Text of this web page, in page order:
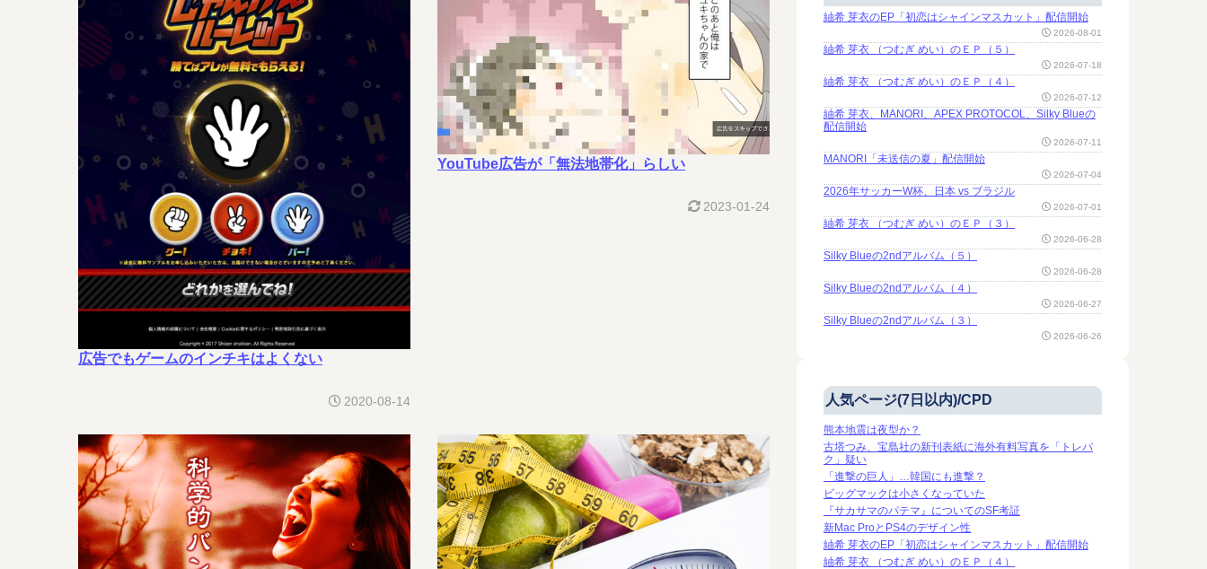
広告でもゲームのインチキはよくない
2020-08-14
YouTube広告が「無法地帯化」らしい
2023-01-24
紬希 芽衣のEP「初恋はシャインマスカット」配信開始
2026-08-01
紬希 芽衣 （つむぎ めい）のＥＰ（５）
2026-07-18
紬希 芽衣 （つむぎ めい）のＥＰ（４）
2026-07-12
紬希 芽衣、MANORI、APEX PROTOCOL、Silky Blueの
配信開始
2026-07-11
MANORI「未送信の夏」配信開始
2026-07-04
2026年サッカーW杯、日本 vs ブラジル
2026-07-01
紬希 芽衣 （つむぎ めい）のＥＰ（３）
2026-06-28
Silky Blueの2ndアルバム（５）
2026-06-28
Silky Blueの2ndアルバム（４）
2026-06-27
Silky Blueの2ndアルバム（３）
2026-06-26
人気ページ(7日以内)/CPD
熊本地震は夜型か？
古塔つみ、宝島社の新刊表紙に海外有料写真を「トレパ
ク」疑い
「進撃の巨人」…韓国にも進撃？
ビッグマックは小さくなっていた
『サカサマのパテマ』についてのSF考証
新Mac ProとPS4のデザイン性
紬希 芽衣のEP「初恋はシャインマスカット」配信開始
紬希 芽衣 （つむぎ めい）のＥＰ（４）